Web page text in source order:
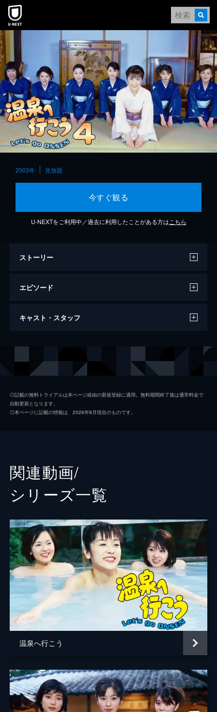
本文へスキップ
2003年 見放題
今すぐ観る
U-NEXTをご利用中／過去に利用したことがある方は こちら
ストーリー
エピソード
第１回 「嫁と姑」
女将をする武藤の母・志摩子（香山美子）を
母親の志摩子（香山美子）と話そうとしない
武藤（田中実）に困惑する薫（加藤貴子）。
その上、志摩子に贈り物をしようとすると
（香山美子）と何も話さず蔵原へ帰る事に我
慢出来ず、言い争いに。一方、蔵原では薫の
留守をどう埋めるか大騒ぎになるが…。
第４回 「仲居来襲」
薫（加藤貴子）の行動に怒った武藤（田中
実）は、薫を久松に残し１人蔵原に戻る。一
方、薫は武藤と志摩子（香山美子）の仲を何
とかしようと、久松の仲居として働き始
め…。
24分
第５回 「母の死」
武藤（田中実）は薫（加藤貴子）を連れ戻す
ため再び久松に。薫は志摩子（香山美子）が
幼い武藤を捨てた事を後悔しており、志摩子
を許してあげてほしいと武藤に訴えるが…。
薫（加藤貴子）は女将が亡くなった久松を自
分が引き継ぐと言い出す。美晴（矢部美穂）
ら蔵原の仲居たちは入れ替わり立ち替わり来
ては、あの手この手で薫を説き伏せるが…。
キャスト・スタッフ
あめくみちこ
高井菜緒
鈴木翔吾
神保悟志
乃木涼介
藤吉久美子
脚本 清本由紀
旺季志ずか
◎記載の無料トライアルは本ページ経由の新規登録に適用。無料期間終了後は通常料金で
自動更新となります。
◎本ページに記載の情報は、2026年8月現在のものです。
関連動画/
シリーズ⼀覧
温泉へ行こう